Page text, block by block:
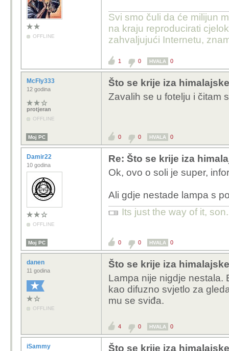
OFFLINE
Svi smo čuli da će milijun
na kraju reproducirati
zahvaljujući Internetu,
1 0 HVALA 0
McFly333
12 godina
protjeran
OFFLINE
Što se krije iza
Zavalih se u fotelju i čitam
Moj PC 0 0 HVALA 0
Damir22
10 godina
OFFLINE
Re: Što se krije iza
Ok, ovo o soli je super,
Ali gdje nestade lampa s
Its just the way of it,
Moj PC 0 0 HVALA 0
danen
11 godina
OFFLINE
Što se krije iza
Lampa nije nigdje nestala.
kao difuzno svjetlo za
mu se sviđa.
4 0 HVALA 0
iSammy Što se krije iza